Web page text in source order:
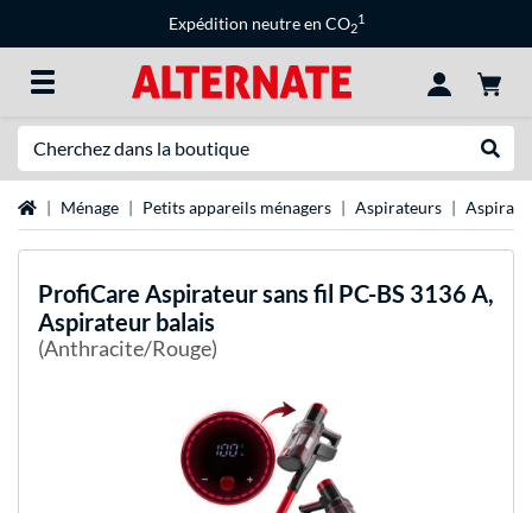
Expédition neutre en CO2
1
Page d'accueil
Ménage Petits appareils ménagers Aspirateurs
ProfiCare Aspirateur sans fil PC-BS 3136 A,
Aspirateur balais
(Anthracite/Rouge)